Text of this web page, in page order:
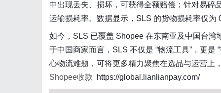
中出现丢失、损坏，可获得全额赔偿；针对易碎
运输损耗率。数据显示，SLS 的货物损耗率仅为
如今，SLS 已覆盖 Shopee 在东南亚及中国台
于中国商家而言，SLS 不仅是 “物流工具”，更
心物流难题，可将更多精力聚焦在选品与运营上
Shopee收款
https://global.lianlianpay.com/